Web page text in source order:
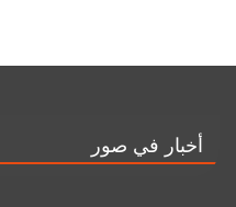
أخبار في صور